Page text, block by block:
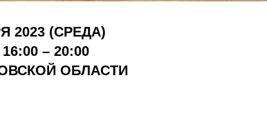
2023 (СРЕДА)
– 20:00
ОБЛАСТИ